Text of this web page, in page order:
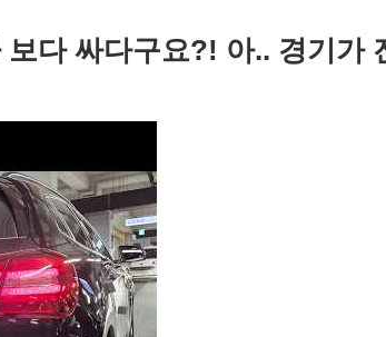
다 싸다구요?! 아.. 경기가